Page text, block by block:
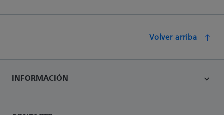
Volver arriba
INFORMACIÓN